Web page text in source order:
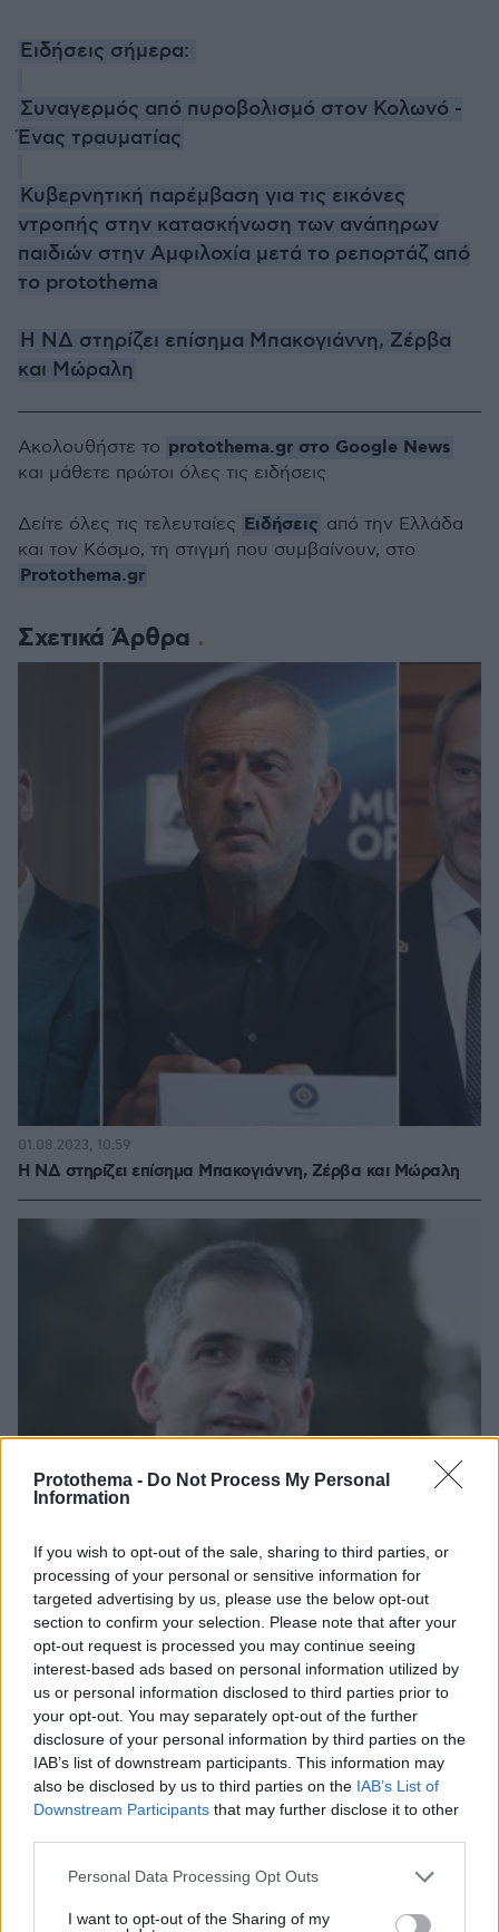
Protothema - Do Not Process My Personal
Information
If you wish to opt-out of the sale, sharing to third parties, or
processing of your personal or sensitive information for
targeted advertising by us, please use the below opt-out
section to confirm your selection. Please note that after your
opt-out request is processed you may continue seeing
interest-based ads based on personal information utilized by
us or personal information disclosed to third parties prior to
your opt-out. You may separately opt-out of the further
disclosure of your personal information by third parties on the
IAB’s list of downstream participants. This information may
also be disclosed by us to third parties on the IAB’s List of
Downstream Participants that may further disclose it to other
Please note that this website/app uses one or more Google
not limited to your visit or usage behaviour. You may click to
Personal Data Processing Opt Outs
I want to opt-out of the Sharing of my
Ειδήσεις σήμερα:
Συναγερμός από πυροβολισμό στον Κολωνό -
Ένας τραυματίας
Κυβερνητική παρέμβαση για τις εικόνες
ντροπής στην κατασκήνωση των ανάπηρων
παιδιών στην Αμφιλοχία μετά το ρεπορτάζ από
το protothema
Η ΝΔ στηρίζει επίσημα Μπακογιάννη, Ζέρβα
και Μώραλη
Σχετικά Άρθρα
Η ΝΔ στηρίζει επίσημα Μπακογιάννη, Ζέρβα και Μώραλη
01.08.2023, 10:59
«Αθήνα Ψηλά»: Οι 351 υποψήφιοι με την παράταξη του
Κώστα Μπακογιάννη - Ανάμεσά τους ο Βαζέχα
31.07.2023, 11:56
Thema Insights
Ακολουθήστε το protothema.gr στο Google News
και μάθετε πρώτοι όλες τις ειδήσεις
Δείτε όλες τις τελευταίες Ειδήσεις από την Ελλάδα
και τον Κόσμο, τη στιγμή που συμβαίνουν, στο
Protothema.gr